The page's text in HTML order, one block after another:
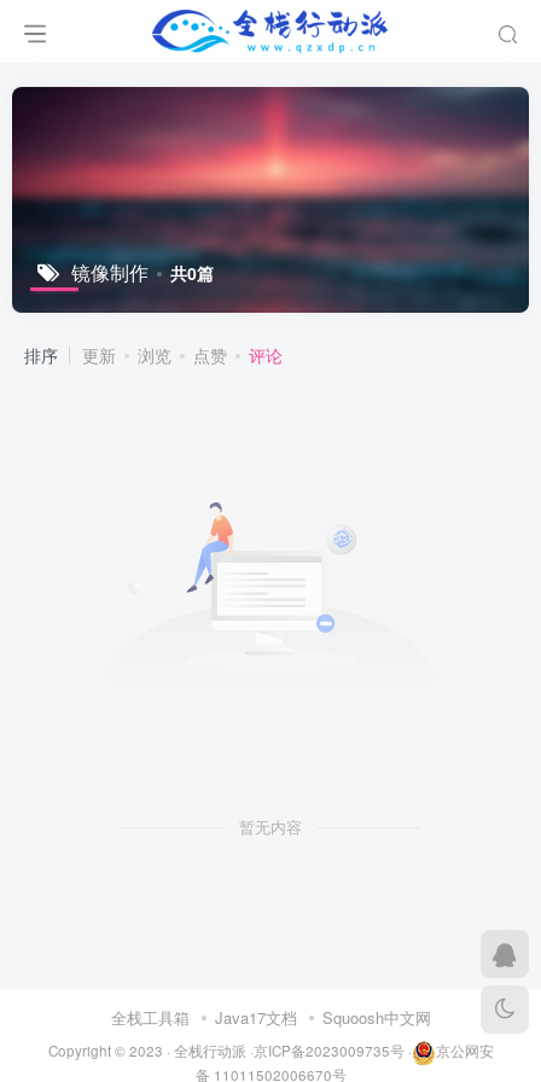
镜像制作 共0篇
排序 更新 浏览 点赞 评论
暂无内容
全栈工具箱 Java17文档 Squoosh中文网
Copyright © 2023 · 全栈行动派 ·京ICP备2023009735号·
京公网安
备 11011502006670号